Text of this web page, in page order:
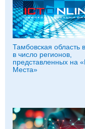
Тамбовская область
в число регионов,
представленных на
Места»